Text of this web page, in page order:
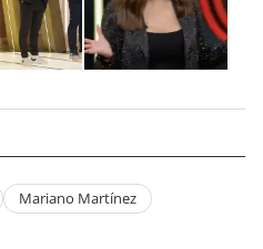
Mariano Martínez